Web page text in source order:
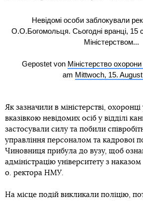
Невідомі особи заблокували
О.О.Богомольця. Сьогодні вранці, 15
Міністерством...
Gepostet von Міністерство
am Mittwoch, 15.
Як зазначили в міністерстві, охоронці
вказівкою невідомих осіб у відділі
застосували силу та побили
управління персоналом та кадрової
Чиновниця прибула до вузу, щоб
адміністрацію університету з
о. ректора НМУ.
На місце подій викликали поліцію,